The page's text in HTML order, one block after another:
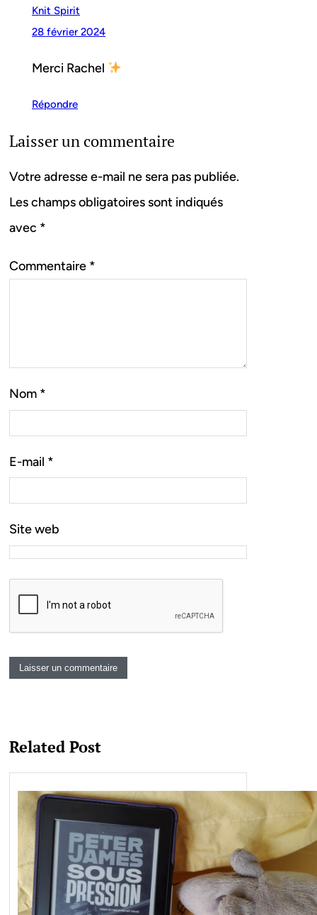
Knit Spirit
28 février 2024
Merci Rachel
Répondre
Laisser un commentaire
Votre adresse e-mail ne sera pas publiée.
Les champs obligatoires sont indiqués
avec *
Commentaire *
Nom *
E-mail *
Site web
Related Post